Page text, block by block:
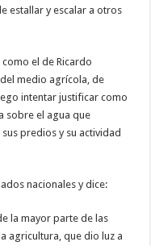
estallar y escalar a otros
el de Ricardo
medio agrícola, de
intentar justificar como
sobre el agua que
predios y su actividad
nacionales y dice:
la mayor parte de las
agricultura, que dio luz a